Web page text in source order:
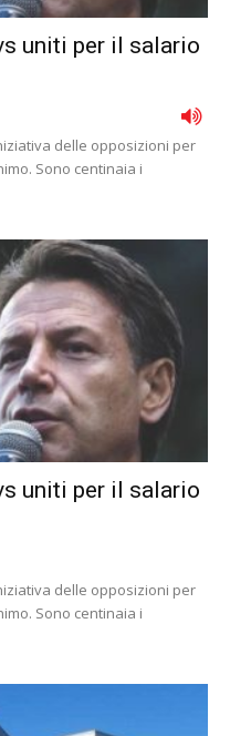
uniti per il salario
delle opposizioni per
Sono centinaia i
uniti per il salario
delle opposizioni per
Sono centinaia i